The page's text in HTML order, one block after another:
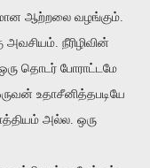
ஆற்றலை வழங்கும்.
நீரிழிவின்
தொடர் போராட்டமே
உதாசீனித்தபடியே
அல்ல. ஒரு